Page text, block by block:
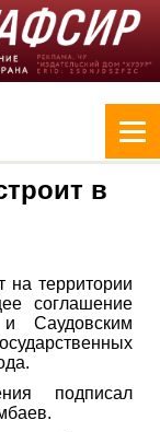
в
на территории
соглашение
Саудовским
подписал